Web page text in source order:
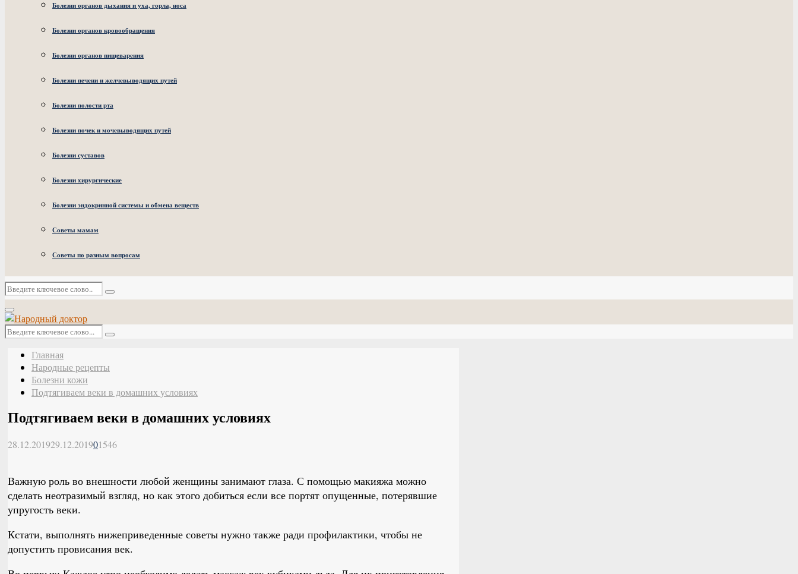
Болезни органов дыхания и уха, горла, носа
Болезни органов кровообращения
Болезни органов пищеварения
Болезни печени и желчевыводящих путей
Болезни полости рта
Болезни почек и мочевыводящих путей
Болезни суставов
Болезни хирургические
Болезни эндокринной системы и обмена веществ
Советы мамам
Советы по разным вопросам
Искать:
Поиск
Основное
меню
Искать:
Поиск
Главная
Народные рецепты
Болезни кожи
Подтягиваем веки в домашних условиях
Подтягиваем веки в домашних условиях
28.12.201929.12.201901546
Важную роль во внешности любой женщины занимают глаза. С помощью макияжа можно
сделать неотразимый взгляд, но как этого добиться если все портят опущенные, потерявшие
упругость веки.
Кстати, выполнять нижеприведенные советы нужно также ради профилактики, чтобы не
допустить провисания век.